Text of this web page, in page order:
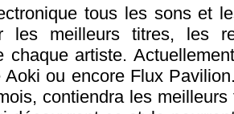
tous les sons et
les meilleurs titres, les
chaque artiste.
Aoki ou encore Flux
contiendra les